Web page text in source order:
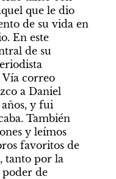
que le dio
de su vida en
En este
de su
correo
a Daniel
y fui
También
y leímos
favoritos de
tanto por la
de